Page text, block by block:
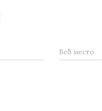
Веб место